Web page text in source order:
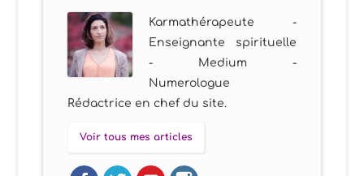
Karmathérapeute -
Enseignante spirituelle
- Medium -
Numerologue
Rédactrice en chef du site.
Voir tous mes articles